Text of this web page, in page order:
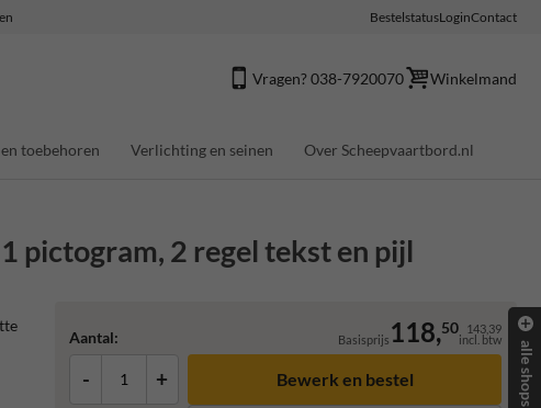
BestelstatusLoginContact
Vragen? 038-7920070 Winkelmand
toebehoren Verlichting en seinen Over Scheepvaartbord.nl
pictogram, 2 regel tekst en pijl
Aantal: Basisprijs 118,50 143,39
incl. btw
- + alle shops